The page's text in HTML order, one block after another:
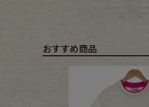
おすすめ商品